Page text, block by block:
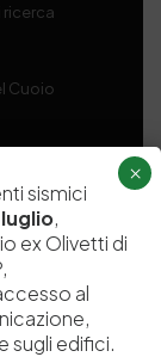
ricerca
Cuoio
Trasparente
sismici
luglio,
ex Olivetti di
al
sugli edifici.
×